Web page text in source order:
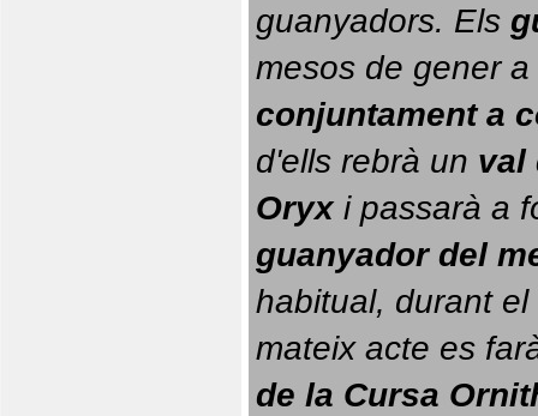
guanyadors. Els
conjuntament a
d'ells rebrà un val
Oryx i passarà a
guanyador del
habitual, durant el
mateix acte es
de la Cursa